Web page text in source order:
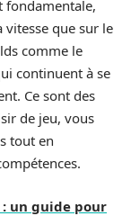
fondamentale,
vitesse que sur le
comme le
continuent à se
Ce sont des
de jeu, vous
tout en
: un guide pour